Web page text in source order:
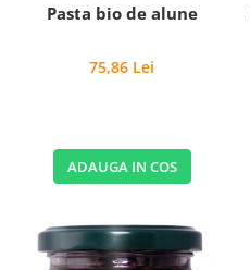
Pasta bio de alune
75,86 Lei
ADAUGA IN COS